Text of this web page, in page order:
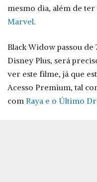
mesmo dia, além de
Marvel.
Black Widow passou de
Disney Plus, será
ver este filme, já que
Acesso Premium, tal
com Raya e o Último